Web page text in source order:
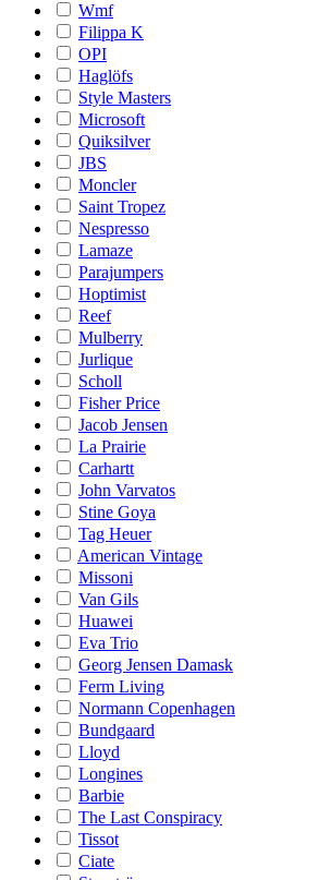
Wmf
Filippa K
OPI
Haglöfs
Style Masters
Microsoft
Quiksilver
JBS
Moncler
Saint Tropez
Nespresso
Lamaze
Parajumpers
Hoptimist
Reef
Mulberry
Jurlique
Scholl
Fisher Price
Jacob Jensen
La Prairie
Carhartt
John Varvatos
Stine Goya
Tag Heuer
American Vintage
Missoni
Van Gils
Huawei
Eva Trio
Georg Jensen Damask
Ferm Living
Normann Copenhagen
Bundgaard
Lloyd
Longines
Barbie
The Last Conspiracy
Tissot
Ciate